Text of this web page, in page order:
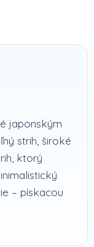
japonským
strih, široké
ktorý
– pískacou